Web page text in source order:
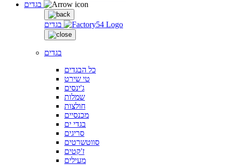
בגדים
בגדים
כל הבגדים
טי שירט
ג'ינסים
שמלות
חולצות
מכנסיים
בגדי ים
סריגים
סווטשרטים
ז'קטים
מעילים